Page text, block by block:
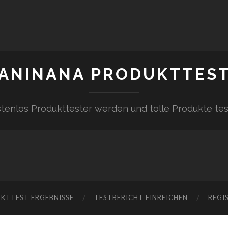
Produkttester werden und tolle Produkte
ERGEBNISSE TESTBERICHT EINREICHEN